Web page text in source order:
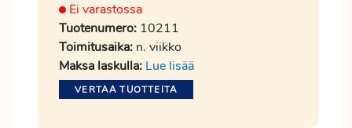
Ei varastossa
Tuotenumero: 10211
Toimitusaika: n. viikko
Maksa laskulla: Lue lisää
VERTAA TUOTTEITA